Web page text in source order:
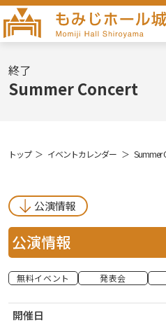
もみじホール城山
終了
Summer Concert
トップ イベントカレンダー
Summer
公演情報
公演情報
無料イベント 発表会
開催日